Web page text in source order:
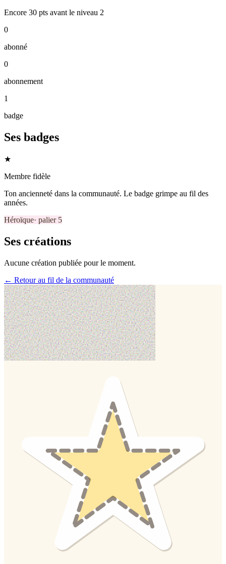
Encore 30 pts avant le niveau 2
0
abonné
0
abonnement
1
badge
Ses badges
★
Membre fidèle
Ton ancienneté dans la communauté. Le badge grimpe au fil des
années.
Héroïque· palier 5
Ses créations
Aucune création publiée pour le moment.
← Retour au fil de la communauté